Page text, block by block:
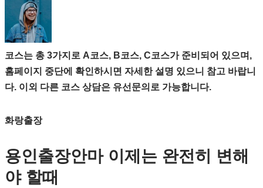
코스는 총 3가지로 A코스, B코스, C코스가 준비되어 있으며,
홈페이지 중단에 확인하시면 자세한 설명 있으니 참고 바랍니
다. 이외 다른 코스 상담은 유선문의로 가능합니다.
화랑출장
용인출장안마 이제는 완전히 변해
야 할때